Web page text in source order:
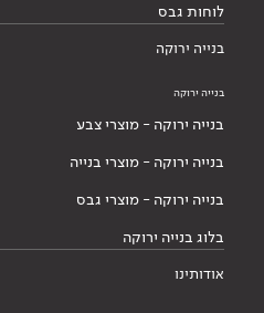
לוחות גבס
בנייה ירוקה
בנייה ירוקה
בנייה ירוקה - מוצרי צבע
בנייה ירוקה - מוצרי בנייה
בנייה ירוקה - מוצרי גבס
בלוג בנייה ירוקה
אודותינו